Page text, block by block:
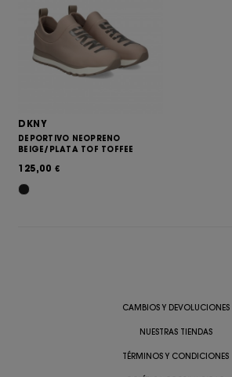
DKNY
DEPORTIVO NEOPRENO
BEIGE/PLATA TOF TOFFEE
125,00 €
CAMBIOS Y DEVOLUCIONES
NUESTRAS TIENDAS
TÉRMINOS Y CONDICIONES